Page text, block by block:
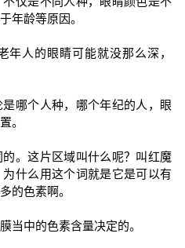
年龄等原因。
年人的眼睛可能就没那么深，
哪个人种，哪个年纪的人，眼
。
。这片区域叫什么呢？叫红魔
什么用这个词就是它是可以有
的色素啊。
当中的色素含量决定的。